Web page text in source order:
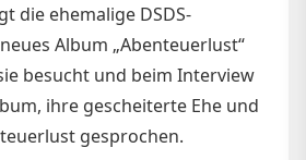
die ehemalige DSDS-
Album „Abenteuerlust“
besucht und beim Interview
ihre gescheiterte Ehe und
gesprochen.